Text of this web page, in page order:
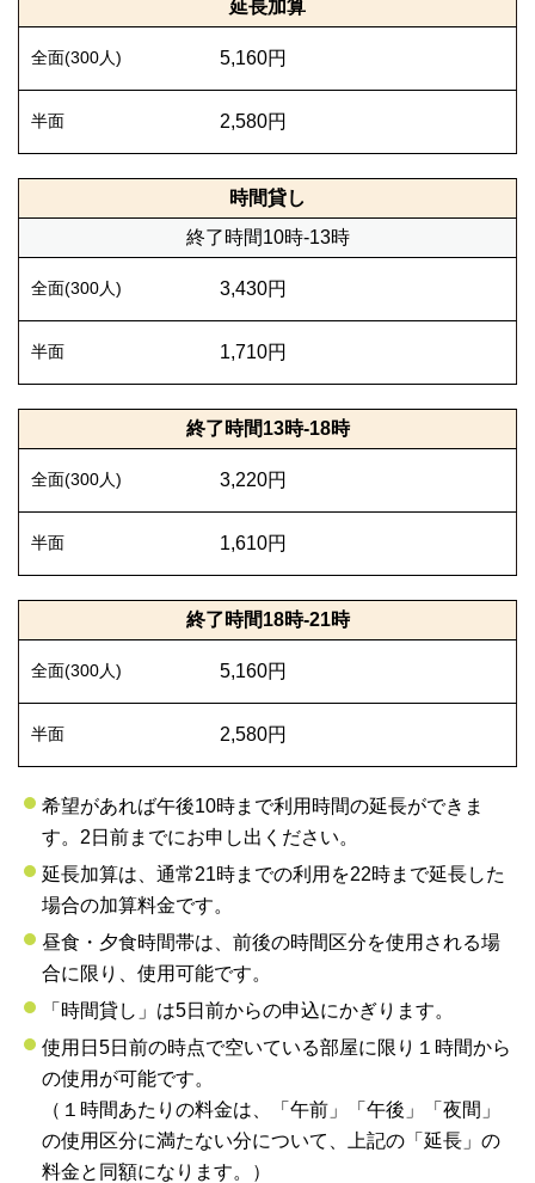
延長加算
5,160円
2,580円
時間貸し
終了時間10時-13時
3,430円
1,710円
終了時間13時-18時
3,220円
1,610円
終了時間18時-21時
5,160円
2,580円
希望があれば午後10時まで利用時間の延長ができま
す。2日前までにお申し出ください。
延長加算は、通常21時までの利用を22時まで延長した
場合の加算料金です。
昼食・夕食時間帯は、前後の時間区分を使用される場
合に限り、使用可能です。
「時間貸し」は5日前からの申込にかぎります。
使用日5日前の時点で空いている部屋に限り１時間から
の使用が可能です。
（１時間あたりの料金は、「午前」「午後」「夜間」
の使用区分に満たない分について、上記の「延長」の
料金と同額になります。）